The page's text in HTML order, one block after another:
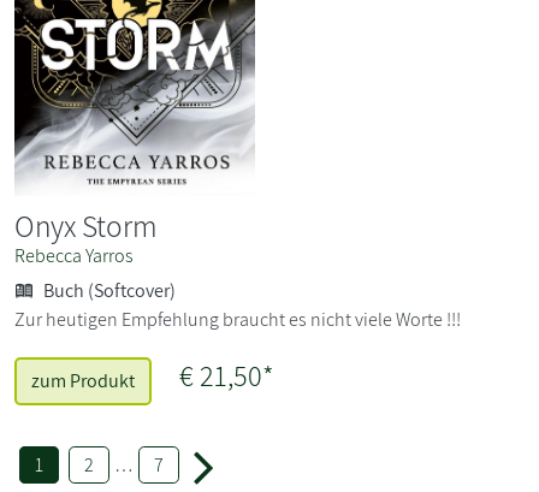
Onyx Storm
Rebecca Yarros
Buch (Softcover)
Zur heutigen Empfehlung braucht es nicht viele Worte !!!
zum Produkt € 21,50*
1 2 … 7